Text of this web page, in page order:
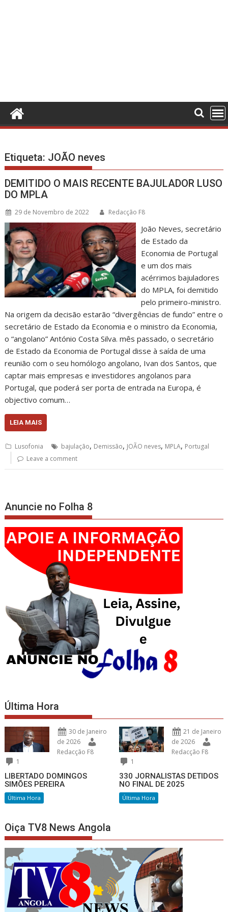
Etiqueta: JOÃO neves
DEMITIDO O MAIS RECENTE BAJULADOR LUSO
DO MPLA
29 de Novembro de 2022 Redacção F8
João Neves, secretário
de Estado da
Economia de Portugal
e um dos mais
acérrimos bajuladores
do MPLA, foi demitido
pelo primeiro-ministro.
Na origem da decisão estarão “divergências de fundo” entre o
secretário de Estado da Economia e o ministro da Economia,
o “angolano” António Costa Silva. mês passado, o secretário
de Estado da Economia de Portugal disse à saída de uma
reunião com o seu homólogo angolano, Ivan dos Santos, que
captar mais empresas e investidores angolanos para
Portugal, que poderá ser porta de entrada na Europa, é
objectivo comum…
LEIA MAIS
Lusofonia bajulação, Demissão, JOÃO neves, MPLA, Portugal
Leave a comment
Anuncie no Folha 8
Última Hora
30 de Janeiro
de 2026
Redacção F8
1
LIBERTADO DOMINGOS
SIMÕES PEREIRA
Última Hora
21 de Janeiro
de 2026
Redacção F8
1
330 JORNALISTAS DETIDOS
NO FINAL DE 2025
Última Hora
Oiça TV8 News Angola